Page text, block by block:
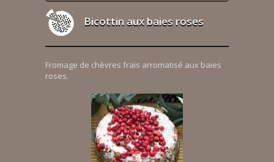
Bicottin aux baies roses
Fromage de chèvres frais arromatisé aux baies
roses.